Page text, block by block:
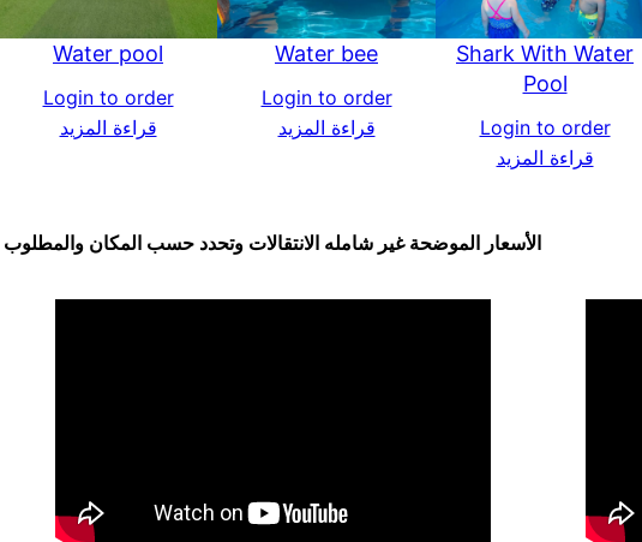
Shark With Water
Pool
Login to order
قراءة المزيد
Water bee
Login to order
قراءة المزيد
Water pool
Login to order
قراءة المزيد
الأسعار الموضحة غير شامله الانتقالات وتحدد حسب المكان والمطلوب